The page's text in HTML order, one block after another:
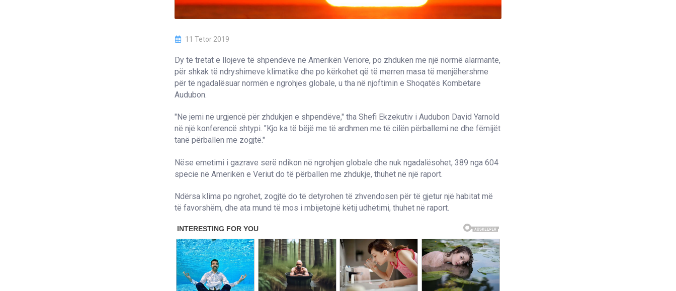
11 Tetor 2019
Dy të tretat e llojeve të shpendëve në Amerikën Veriore, po zhduken me një normë alarmante,
për shkak të ndryshimeve klimatike dhe po kërkohet që të merren masa të menjëhershme
për të ngadalësuar normën e ngrohjes globale, u tha në njoftimin e Shoqatës Kombëtare
Audubon.
"Ne jemi në urgjencë për zhdukjen e shpendëve," tha Shefi Ekzekutiv i Audubon David Yarnold
në një konferencë shtypi. "Kjo ka të bëjë me të ardhmen me të cilën përballemi ne dhe fëmijët
tanë përballen me zogjtë."
Nëse emetimi i gazrave serë ndikon në ngrohjen globale dhe nuk ngadalësohet, 389 nga 604
specie në Amerikën e Veriut do të përballen me zhdukje, thuhet në një raport.
Ndërsa klima po ngrohet, zogjtë do të detyrohen të zhvendosen për të gjetur një habitat më
të favorshëm, dhe ata mund të mos i mbijetojnë këtij udhëtimi, thuhet në raport.